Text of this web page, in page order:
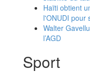
Haïti obtient
l'ONUDI pour
Walter
l’AGD
Sport